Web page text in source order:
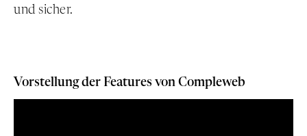
und sicher.
Vorstellung der Features von Compleweb